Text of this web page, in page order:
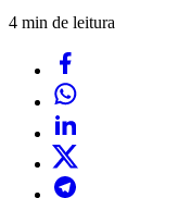
4 min de leitura